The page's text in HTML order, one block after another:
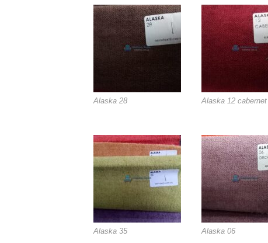
Alaska 28 Alaska 12 cabernet
Alaska 35 Alaska 06